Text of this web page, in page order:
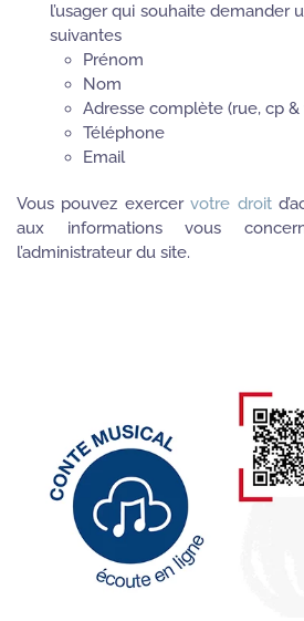
l’usager qui souhaite demander
suivantes
Prénom
Nom
Adresse complète (rue, cp &
Téléphone
Email
Vous pouvez exercervotre droit
aux informations vous
l’administrateur du site.